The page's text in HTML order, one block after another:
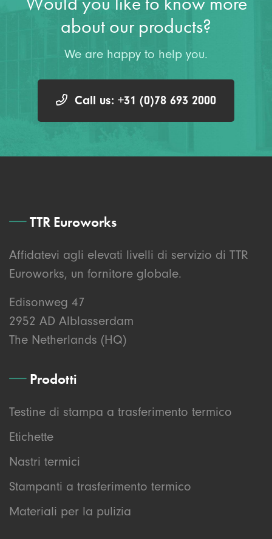
about our products?
We are happy to help you.
Call us: +31 (0)78 693 2000
TTR Euroworks
Affidatevi agli elevati livelli di servizio di TTR
Euroworks, un fornitore globale.
Edisonweg 47
2952 AD Alblasserdam
The Netherlands (HQ)
Prodotti
Testine di stampa a trasferimento termico
Etichette
Nastri termici
Stampanti a trasferimento termico
Materiali per la pulizia